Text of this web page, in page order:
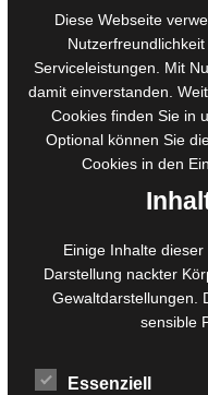
AGB für Medienprojekte
Online-Artikel
Manuskripte einreichen
Ausschreibungen
Belegexemplare
Eigenbedarfsexemplare
Foto- und
Fotorestauration
Creative Artwork
MPS Fotografie
Diese Webseite
Serviceleistungen. Mit
damit einverstanden.
Cookies finden Sie in
Optional können Sie
Cookies in den
Einige Inhalte
Darstellung nackter
Gewaltdarstellungen.
sensible
Essenziell